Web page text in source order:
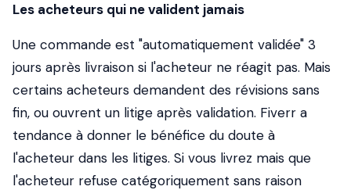
Les acheteurs qui ne valident jamais
Une commande est "automatiquement validée" 3
jours après livraison si l'acheteur ne réagit pas. Mais
certains acheteurs demandent des révisions sans
fin, ou ouvrent un litige après validation. Fiverr a
tendance à donner le bénéfice du doute à
l'acheteur dans les litiges. Si vous livrez mais que
l'acheteur refuse catégoriquement sans raison